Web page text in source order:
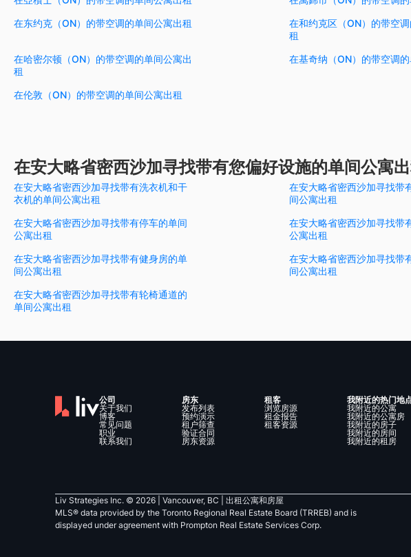
在东约克（ON）的带空调的单间公寓出租
在和约克区（ON）的带空
租
在哈密尔顿（ON）的带空调的单间公寓出
租
在基奇纳（ON）的带空调
在伦敦（ON）的带空调的单间公寓出租
在安大略省密西沙加寻找带有您偏好设施的单间公寓
在安大略省密西沙加寻找带有洗衣机和干
衣机的单间公寓出租
在安大略省密西沙加寻找带
间公寓出租
在安大略省密西沙加寻找带有停车的单间
公寓出租
在安大略省密西沙加寻找带
公寓出租
在安大略省密西沙加寻找带有健身房的单
间公寓出租
在安大略省密西沙加寻找带
间公寓出租
在安大略省密西沙加寻找带有轮椅通道的
单间公寓出租
公司
关于我们
博客
常见问题
职业
联系我们
房东
发布列表
预约演示
租户筛查
验证合同
房东资源
租客
浏览房源
租金报告
租客资源
我附近的热门地
我附近的公寓
我附近的公寓房
我附近的房子
我附近的房间
我附近的租房
Liv Strategies Inc. © 2026 | Vancouver, BC |
出租公寓和房屋
MLS® data provided by the Toronto Regional Real Estate Board (TRREB) and is
displayed under agreement with Prompton Real Estate Services Corp.